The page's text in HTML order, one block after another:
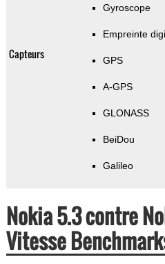
Capteurs
Gyroscope
Empreinte
GPS
A-GPS
GLONASS
BeiDou
Galileo
Nokia 5.3 contre
Vitesse